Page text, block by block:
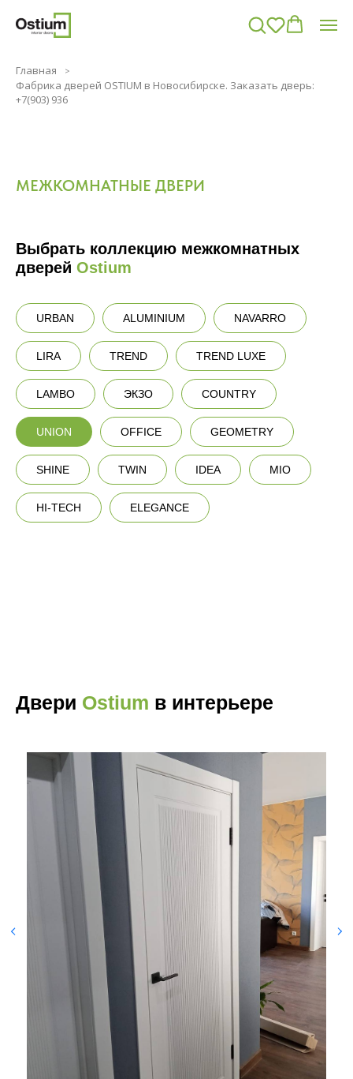
Главная
Фабрика дверей OSTIUM в Новосибирске. Заказать дверь:
+7(903) 936
МЕЖКОМНАТНЫЕ ДВЕРИ
Выбрать коллекцию межкомнатных
дверей Ostium
URBAN ALUMINIUM NAVARRO
LIRA TREND TREND LUXE
LAMBO ЭКЗО COUNTRY
UNION OFFICE GEOMETRY
SHINE TWIN IDEA MIO
HI-TECH ELEGANCE
Двери Ostium в интерьере